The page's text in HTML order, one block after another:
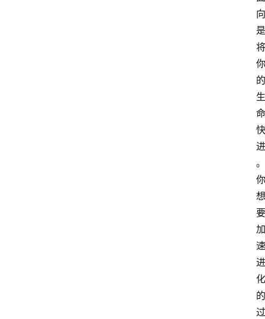
向
是
将
你
的
生
命
快
进
。
你
想
要
加
速
进
化
的
过